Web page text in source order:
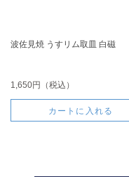
波佐見焼 うすリム取皿 白磁
1,650円（税込）
カートに入れる